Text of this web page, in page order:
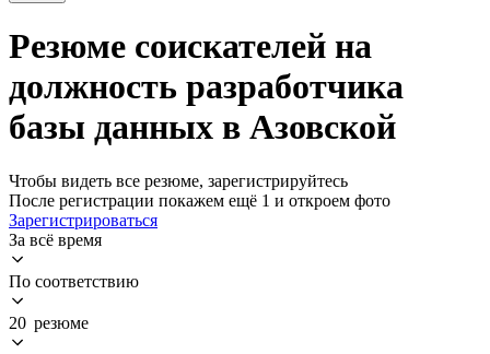
Резюме соискателей на
должность разработчика
базы данных в Азовской
Чтобы видеть все резюме, зарегистрируйтесь
После регистрации покажем ещё 1 и откроем фото
Зарегистрироваться
За всё время
По соответствию
20 резюме